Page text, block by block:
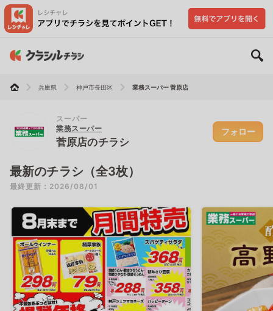
兵庫県 神戸市長田区 業務スーパー 菅原店
スーパー
業務スーパー
菅原店のチラシ
フォロー
最新のチラシ（全3枚）
最終更新：2026/08/01